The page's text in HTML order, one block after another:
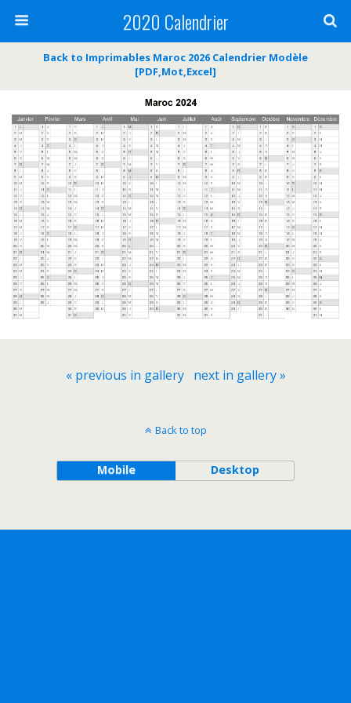
2020 Calendrier
Back to Imprimables Maroc 2026 Calendrier Modèle
[PDF,Mot,Excel]
« previous in gallery next in gallery »
Back to top
Mobile Desktop